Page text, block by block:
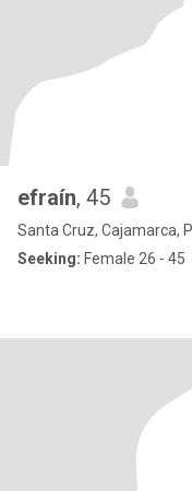
efraín, 45
Santa Cruz, Cajamarca,
Seeking: Female 26 - 45